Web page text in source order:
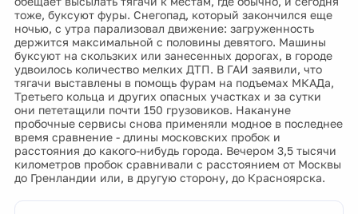
тоже, буксуют фуры. Снегопад, который закончился еще
ночью, с утра парализовал движение: загруженность
держится максимальной с половины девятого. Машины
буксуют на скользких или занесенных дорогах, в городе
удвоилось количество мелких ДТП. В ГАИ заявили, что
тягачи выставлены в помощь фурам на подъемах МКАДа,
Третьего кольца и других опасных участках и за сутки
они пететащили почти 150 грузовиков. Накануне
пробочные сервисы снова применяли модное в последнее
время сравнение - длины московских пробок и
расстояния до какого-нибудь города. Вечером 3,5 тысячи
километров пробок сравнивали с расстоянием от Москвы
до Гренландии или, в другую сторону, до Красноярска.